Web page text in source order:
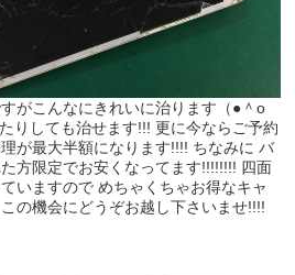
がこんなにきれいに治ります（●＾o
りしても治せます!!! 更に今ならご予約
が最大半額になります!!!! ちなみに バ
方限定でお安くなってます!!!!!!!! 四面
いますので めちゃくちゃお得なキャ
の機会にどうぞお越し下さいませ!!!!